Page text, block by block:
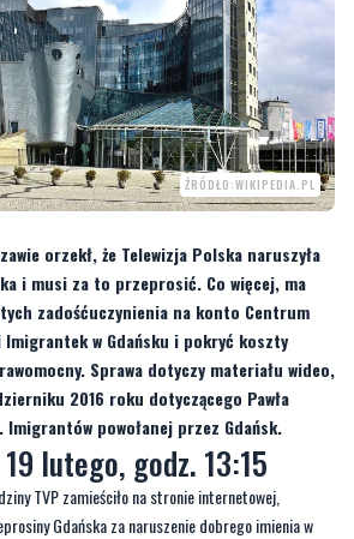
ŹRÓDŁO:WIKIPEDIA.PL
orzekł, że Telewizja Polska naruszyła
i musi za to przeprosić. Co więcej, ma
zadośćuczynienia na konto Centrum
w Gdańsku i pokryć koszty
Sprawa dotyczy materiału wideo,
2016 roku dotyczącego Pawła
Imigrantów powołanej przez Gdańsk.
lutego, godz. 13:15
TVP zamieściło na stronie internetowej,
Gdańska za naruszenie dobrego imienia w